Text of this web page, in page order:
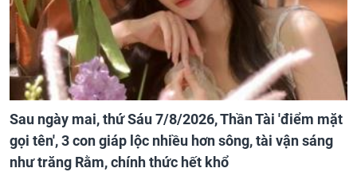
Sau ngày mai, thứ Sáu 7/8/2026, Thần Tài 'điểm mặt
gọi tên', 3 con giáp lộc nhiều hơn sông, tài vận sáng
như trăng Rằm, chính thức hết khổ